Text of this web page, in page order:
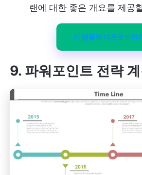
랜에 대한 좋은 개요를 제공
이 템플릿 다운로드하
9. 파워포인트 전략